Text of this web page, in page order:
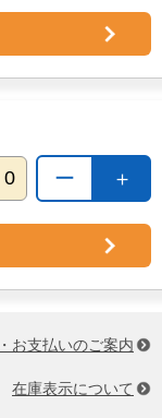
＋
ー
お支払いのご案内
在庫表示について